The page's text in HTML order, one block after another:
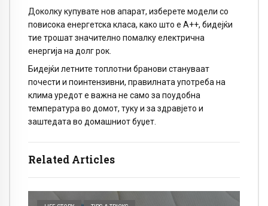
Related Articles
Доколку купувате нов апарат, изберете модели со
повисока енергетска класа, како што е A++, бидејќи
тие трошат значително помалку електрична
енергија на долг рок.
Бидејќи летните топлотни бранови стануваат
почести и поинтензивни, правилната употреба на
клима уредот е важна не само за поудобна
температура во домот, туку и за здравјето и
заштедата во домашниот буџет.